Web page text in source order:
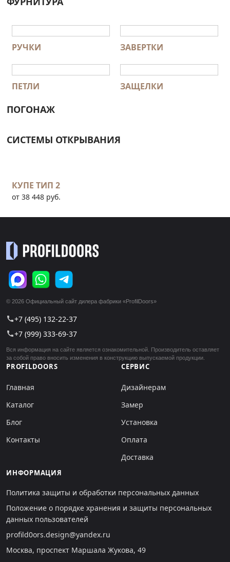
РУЧКИ ЗАВЕРТКИ
ПЕТЛИ ЗАЩЕЛКИ
ПОГОНАЖ
СИСТЕМЫ ОТКРЫВАНИЯ
КУПЕ ТИП 2
от 38 448 руб.
© 2026 Официальный сайт дилера фабрики «ProfilDoors»
call+7 (495) 132-22-37
call+7 (999) 333-69-37
Вся информация на сайте является ознакомительной. Производитель оставляет
за собой право вносить изменения в конструкцию выпускаемой продукции.
PROFILDOORS
Главная
Каталог
Блог
Контакты
СЕРВИС
Дизайнерам
Замер
Установка
Оплата
Доставка
ИНФОРМАЦИЯ
Политика защиты и обработки персональных данных
Положение о порядке хранения и защиты персональных
данных пользователей
profild0ors.design@yandex.ru
Москва, проспект Маршала Жукова, 49